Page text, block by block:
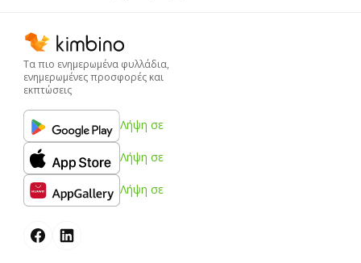
Τα πιο ενημερωμένα φυλλάδια,
ενημερωμένες προσφορές και
εκπτώσεις
Λήψη σε
Λήψη σε
Λήψη σε